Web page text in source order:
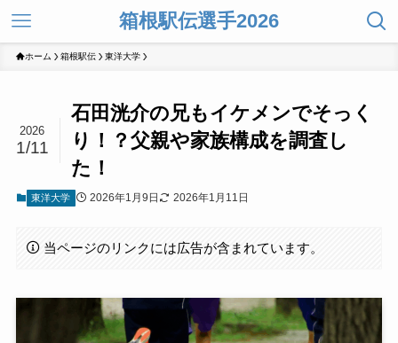
箱根駅伝選手2026
ホーム 箱根駅伝 東洋大学
石田洸介の兄もイケメンでそっく
り！？父親や家族構成を調査し
た！
2026
1/11
東洋大学 2026年1月9日 2026年1月11日
当ページのリンクには広告が含まれています。